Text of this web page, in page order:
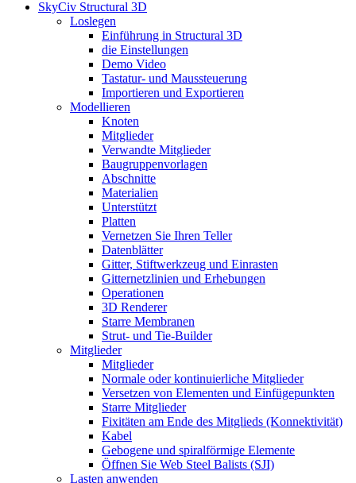
SkyCiv Structural 3D
Loslegen
Einführung in Structural 3D
die Einstellungen
Demo Video
Tastatur- und Maussteuerung
Importieren und Exportieren
Modellieren
Knoten
Mitglieder
Verwandte Mitglieder
Baugruppenvorlagen
Abschnitte
Materialien
Unterstützt
Platten
Vernetzen Sie Ihren Teller
Datenblätter
Gitter, Stiftwerkzeug und Einrasten
Gitternetzlinien und Erhebungen
Operationen
3D Renderer
Starre Membranen
Strut- und Tie-Builder
Mitglieder
Mitglieder
Normale oder kontinuierliche Mitglieder
Versetzen von Elementen und Einfügepunkten
Starre Mitglieder
Fixitäten am Ende des Mitglieds (Konnektivität)
Kabel
Gebogene und spiralförmige Elemente
Öffnen Sie Web Steel Balists (SJI)
Lasten anwenden